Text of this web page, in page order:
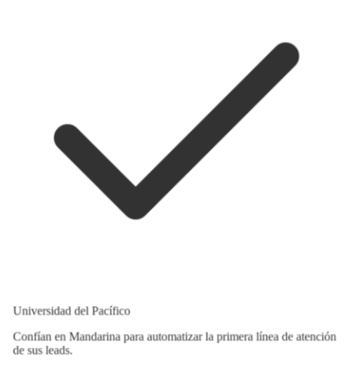
Universidad del Pacífico
Confían en Mandarina para automatizar la primera línea de atención
de sus leads.